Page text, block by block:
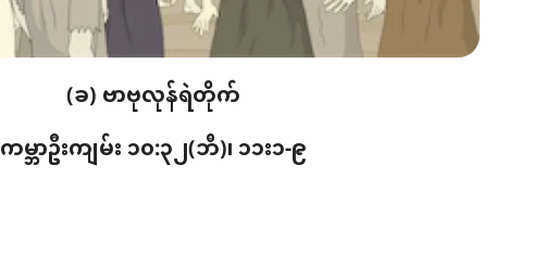
(ခ) ဗာဗုလုန်ရဲတိုက်
ကမ္ဘာဦးကျမ်း ၁၀:၃၂(ဘီ)၊ ၁၁း၁-၉